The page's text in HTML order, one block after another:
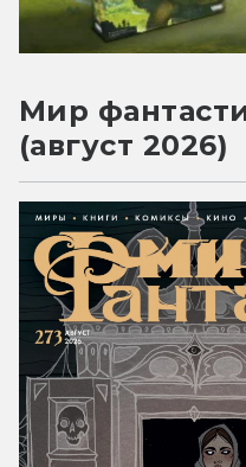
Мир
(август 2026)